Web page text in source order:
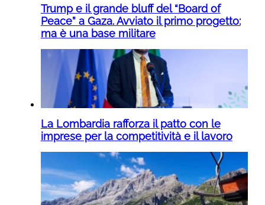
Trump e il grande bluff del “Board of
Peace” a Gaza. Avviato il primo progetto:
ma è una base militare
La Lombardia rafforza il patto con le
imprese per la competitività e il lavoro